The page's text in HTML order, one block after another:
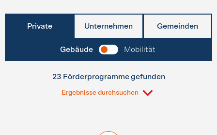
Private Unternehmen Gemeinden
Gebäude Mobilität
23 Förderprogramme gefunden
Ergebnisse durchsuchen